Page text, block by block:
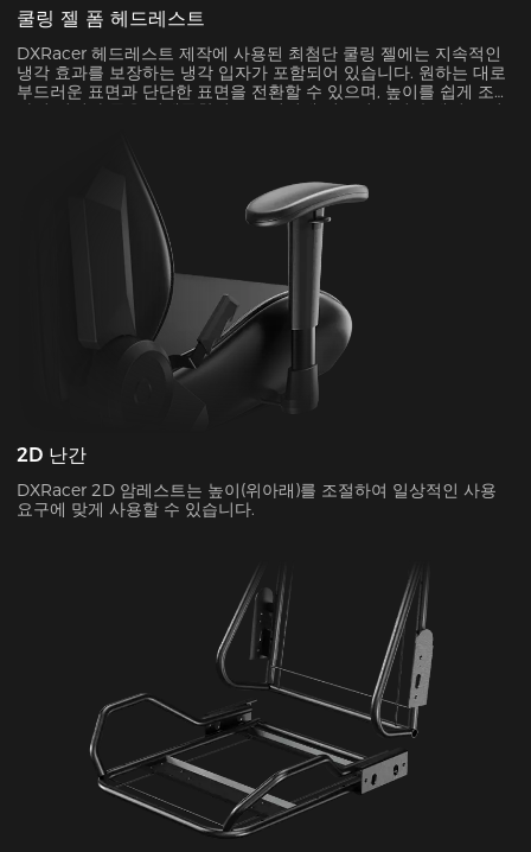
쿨링 젤 폼 헤드레스트
DXRacer 헤드레스트 제작에 사용된 최첨단 쿨링 젤에는 지속적인
냉각 효과를 보장하는 냉각 입자가 포함되어 있습니다. 원하는 대로
부드러운 표면과 단단한 표면을 전환할 수 있으며, 높이를 쉽게 조절
하여 머리와 목을 인체공학적으로 지지해 전투의 열기 속에서도 최
2D 난간
DXRacer 2D 암레스트는 높이(위아래)를 조절하여 일상적인 사용
요구에 맞게 사용할 수 있습니다.